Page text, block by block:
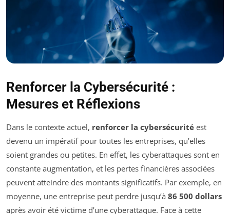
Renforcer la Cybersécurité :
Mesures et Réflexions
Dans le contexte actuel, renforcer la cybersécurité est
devenu un impératif pour toutes les entreprises, qu’elles
soient grandes ou petites. En effet, les cyberattaques sont en
constante augmentation, et les pertes financières associées
peuvent atteindre des montants significatifs. Par exemple, en
moyenne, une entreprise peut perdre jusqu’à 86 500 dollars
après avoir été victime d’une cyberattaque. Face à cette